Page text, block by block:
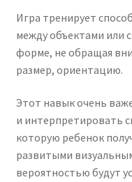
Игра тренирует
между объектами или
форме, не обращая
размер, ориентацию.
Этот навык очень
и интерпретировать
которую ребенок
развитыми
вероятностью будут